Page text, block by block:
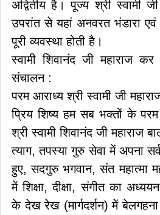
अद्वितीय है। पूज्य श्री स्वामी
उपरांत से यहां अनवरत भंडारा
पूरी व्यवस्था होती है।
स्वामी शिवानंद जी महाराज
संचालन :
परम आराध्य श्री स्वामी जी
प्रिय शिष्य हम सब भक्तों के
श्री स्वामी शिवानंद जी महाराज
त्याग, तपस्या गुरु सेवा में अपना
हुए, सदगुरु भगवान, संत महात्मा
में शिक्षा, दीक्षा, संगीत का
के देख रेख (मार्गदर्शन) में